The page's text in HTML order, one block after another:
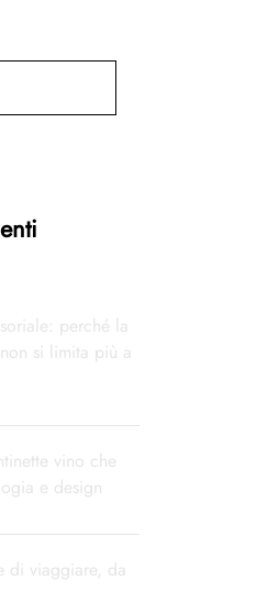
perché la
si limita più a
vino che
e design
di viaggiare, da